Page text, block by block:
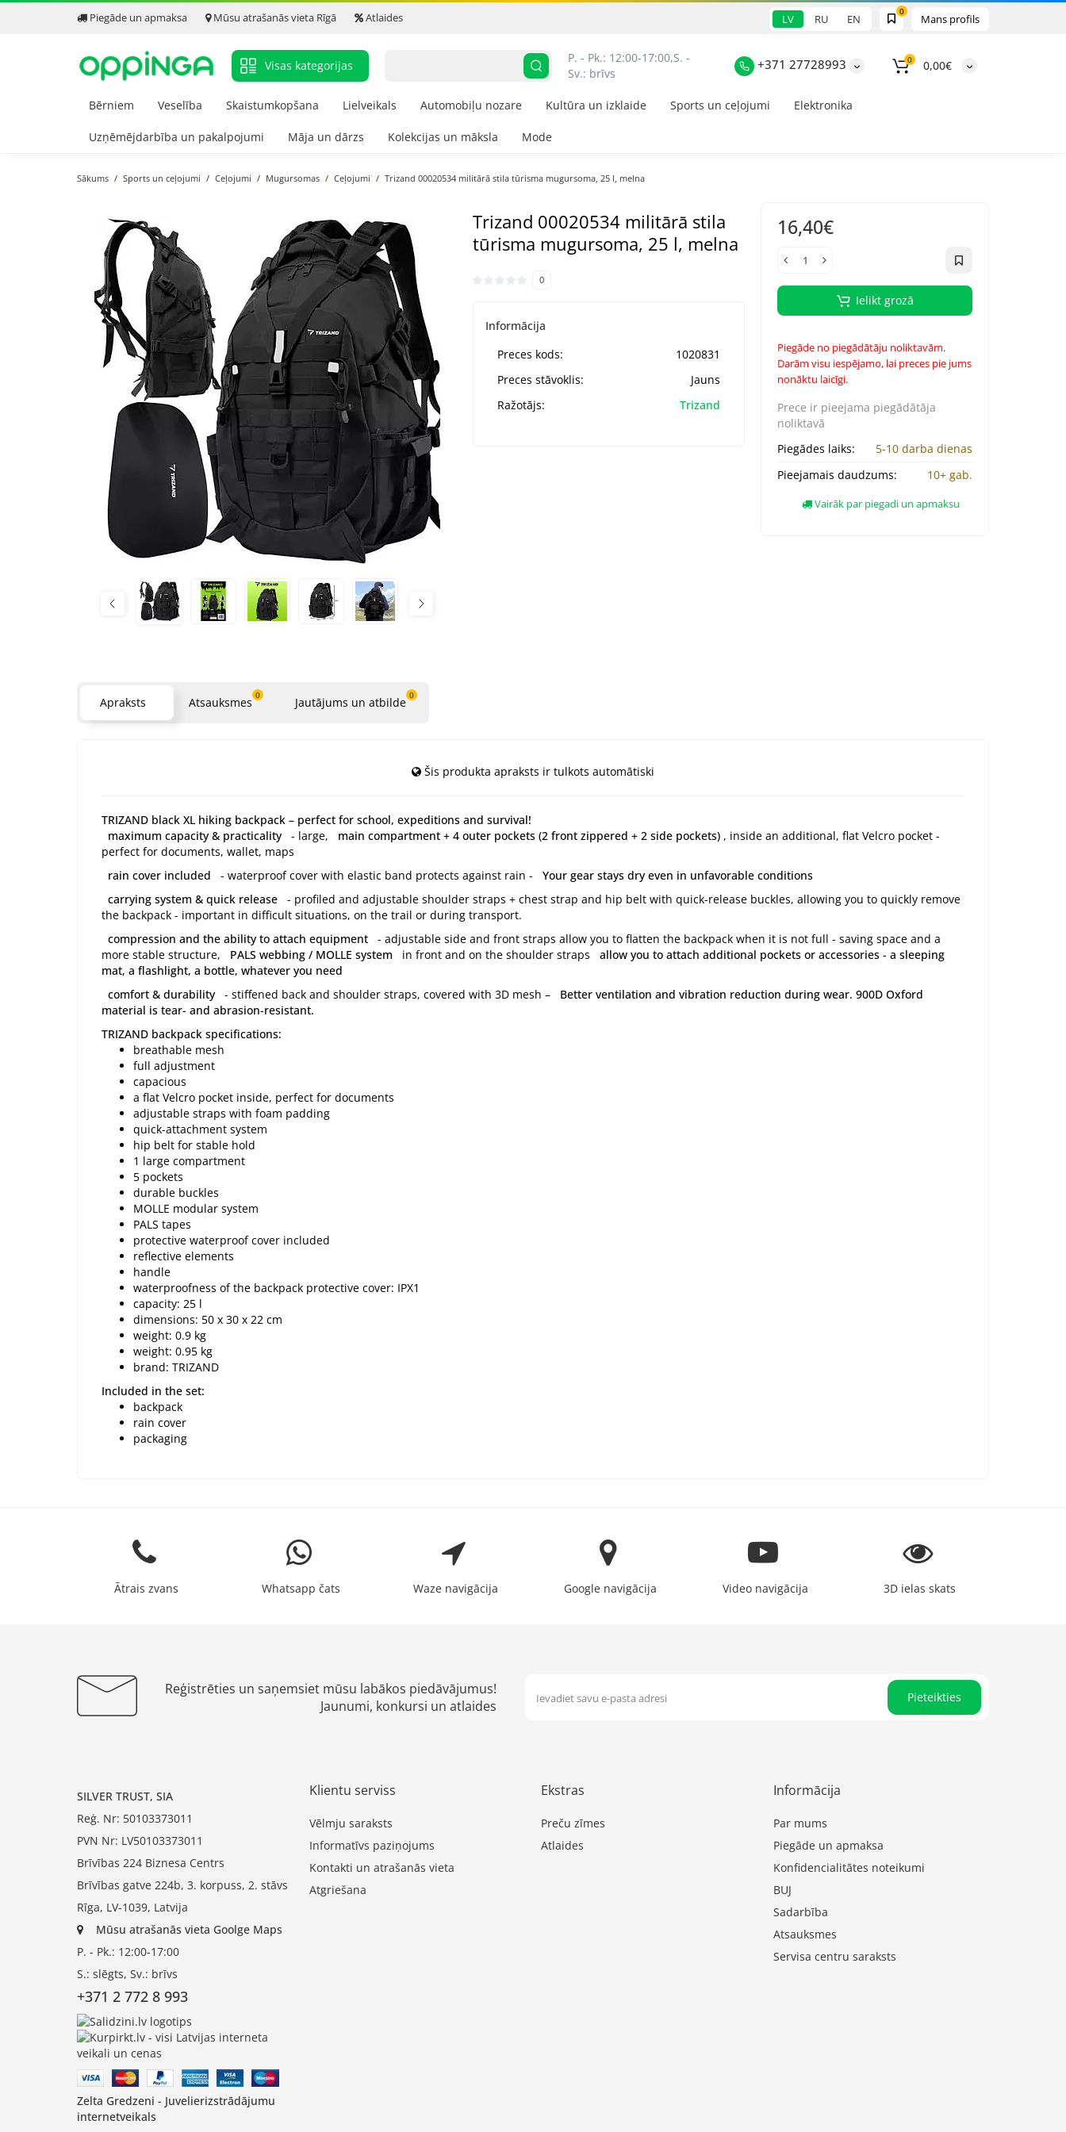
Piegāde un apmaksa Mūsu atrašanās vieta Rīgā Atlaides Mans profils
0
LV RU EN
Visas kategorijas
P. - Pk.: 12:00-17:00,S. -
Sv.: brīvs
+371 27728993 0 0,00€
Bērniem Veselība Skaistumkopšana Lielveikals Automobiļu nozare Kultūra un izklaide Sports un ceļojumi Elektronika
Uzņēmējdarbība un pakalpojumi Māja un dārzs Kolekcijas un māksla Mode
Sākums Sports un ceļojumi Ceļojumi Mugursomas Ceļojumi Trizand 00020534 militārā stila tūrisma mugursoma, 25 l, melna
Trizand 00020534 militārā stila
tūrisma mugursoma, 25 l, melna
0
Informācija
Preces kods:
1020831
Preces stāvoklis:
Jauns
Ražotājs:
Trizand
16,40€
Ielikt grozā
Piegāde no piegādātāju noliktavām.
Darām visu iespējamo, lai preces pie jums
nonāktu laicīgi.
Prece ir pieejama piegādātāja
noliktavā
Piegādes laiks:
5-10 darba dienas
Pieejamais daudzums:
10+ gab.
Vairāk par piegadi un apmaksu
Apraksts Atsauksmes 0 Jautājums un atbilde 0
Šis produkta apraksts ir tulkots automātiski
TRIZAND black XL hiking backpack – perfect for school, expeditions and survival!
maximum capacity & practicality - large, main compartment + 4 outer pockets (2 front zippered + 2 side pockets) , inside an additional, flat Velcro pocket -
perfect for documents, wallet, maps
rain cover included - waterproof cover with elastic band protects against rain - Your gear stays dry even in unfavorable conditions
carrying system & quick release - profiled and adjustable shoulder straps + chest strap and hip belt with quick-release buckles, allowing you to quickly remove
the backpack - important in difficult situations, on the trail or during transport.
compression and the ability to attach equipment - adjustable side and front straps allow you to flatten the backpack when it is not full - saving space and a
more stable structure, PALS webbing / MOLLE system in front and on the shoulder straps allow you to attach additional pockets or accessories - a sleeping
mat, a flashlight, a bottle, whatever you need
comfort & durability - stiffened back and shoulder straps, covered with 3D mesh – Better ventilation and vibration reduction during wear. 900D Oxford
material is tear- and abrasion-resistant.
TRIZAND backpack specifications:
breathable mesh
full adjustment
capacious
a flat Velcro pocket inside, perfect for documents
adjustable straps with foam padding
quick-attachment system
hip belt for stable hold
1 large compartment
5 pockets
durable buckles
MOLLE modular system
PALS tapes
protective waterproof cover included
reflective elements
handle
waterproofness of the backpack protective cover: IPX1
capacity: 25 l
dimensions: 50 x 30 x 22 cm
weight: 0.9 kg
weight: 0.95 kg
brand: TRIZAND
Included in the set:
backpack
rain cover
packaging
Ātrais zvans Whatsapp čats Waze navigācija Google navigācija Video navigācija 3D ielas skats
Reģistrēties un saņemsiet mūsu labākos piedāvājumus!
Jaunumi, konkursi un atlaides
Pieteikties
SILVER TRUST, SIA
Reģ. Nr: 50103373011
PVN Nr: LV50103373011
Brīvības 224 Biznesa Centrs
Brīvības gatve 224b, 3. korpuss, 2. stāvs
Rīga, LV-1039, Latvija
Mūsu atrašanās vieta Goolge Maps
P. - Pk.: 12:00-17:00
S.: slēgts, Sv.: brīvs
+371 2 772 8 993
Zelta Gredzeni - Juvelierizstrādājumu
internetveikals
Klientu serviss
Vēlmju saraksts
Informatīvs paziņojums
Kontakti un atrašanās vieta
Atgriešana
Ekstras
Preču zīmes
Atlaides
Informācija
Par mums
Piegāde un apmaksa
Konfidencialitātes noteikumi
BUJ
Sadarbība
Atsauksmes
Servisa centru saraksts